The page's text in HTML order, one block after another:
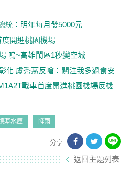
統：明年每月發5000元
開進桃園機場
嗚~高雄鬧區1秒變空城
化 盧秀燕反嗆：關注我多過食安
戰車首度開進桃園機場反機
基水庫 降雨
分享
返回主題列表